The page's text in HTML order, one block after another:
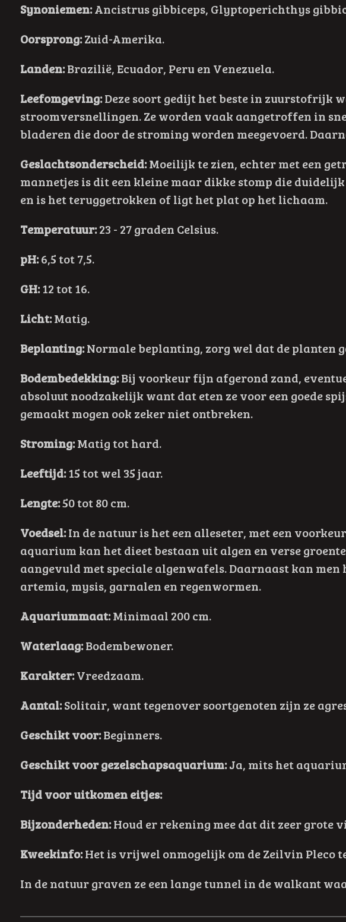
Synoniemen:Ancistrus gibbiceps, Glyptoperichthys
Oorsprong:Zuid-Amerika.
Landen:Brazilië, Ecuador, Peru en Venezuela.
Leefomgeving:Deze soort gedijt het beste in zuurstofrijk
stroomversnellingen. Ze worden vaak aangetroffen in
bladeren die door de stroming worden meegevoerd.
Geslachtsonderscheid:Moeilijk te zien, echter met een
mannetjes is dit een kleine maar dikke stomp die
en is het teruggetrokken of ligt het plat op het lichaam.
Temperatuur:23 - 27 graden Celsius.
pH:6,5 tot 7,5.
GH:12 tot 16.
Licht:Matig.
Beplanting:Normale beplanting, zorg wel dat de planten
Bodembedekking:Bij voorkeur fijn afgerond zand,
absoluut noodzakelijk want dat eten ze voor een goede
gemaakt mogen ook zeker niet ontbreken.
Stroming:Matig tot hard.
Leeftijd:15 tot wel 35 jaar.
Lengte:50 tot 80 cm.
Voedsel:In de natuur is het een alleseter, met een
aquarium kan het dieet bestaan uit algen en verse
aangevuld met speciale algenwafels. Daarnaast kan
artemia, mysis, garnalen en regenwormen.
Aquariummaat:Minimaal 200 cm.
Waterlaag:Bodembewoner.
Karakter:Vreedzaam.
Aantal:Solitair, want tegenover soortgenoten zijn ze
Geschikt voor:Beginners.
Geschikt voor gezelschapsaquarium:Ja, mits het
Tijd voor uitkomen eitjes:
Bijzonderheden:Houd er rekening mee dat dit zeer grote
Kweekinfo:Het is vrijwel onmogelijk om de Zeilvin Pleco
In de natuur graven ze een lange tunnel in de walkant